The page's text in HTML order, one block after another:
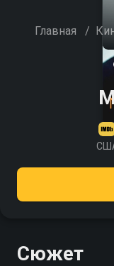
Главная /
Сюжет